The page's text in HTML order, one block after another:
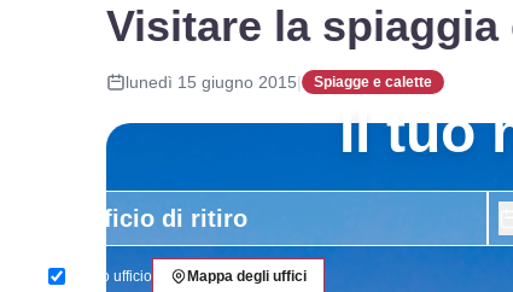
Il tuo
Stesso ufficio Mappa degli uffici
Visitare la
lunedì 15 giugno 2015| Spiagge e calette